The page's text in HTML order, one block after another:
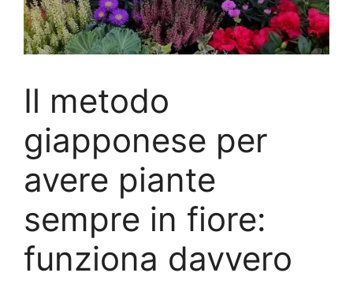
Il metodo
giapponese per
avere piante
sempre in fiore:
funziona davvero